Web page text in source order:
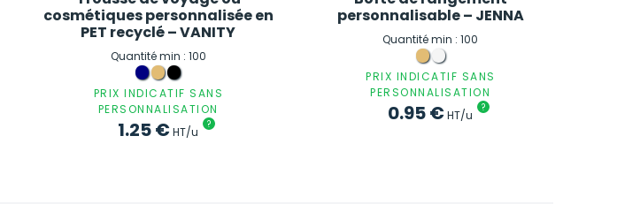
cosmétiques personnalisée en
PET recyclé – VANITY
Quantité min : 100
PRIX INDICATIF SANS
PERSONNALISATION
1.25€HT/u
?
personnalisable – JENNA
Quantité min : 100
PRIX INDICATIF SANS
PERSONNALISATION
0.95€HT/u
?